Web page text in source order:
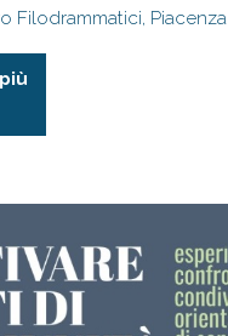
Filodrammatici, Piacenza